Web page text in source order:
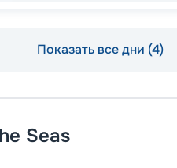
Показать все дни (4)
Seas